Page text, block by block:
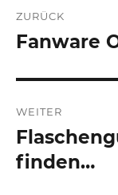
ZURÜCK
Vorheriger
Fanware
WEITER
Nächster
Beitrag:
finden…